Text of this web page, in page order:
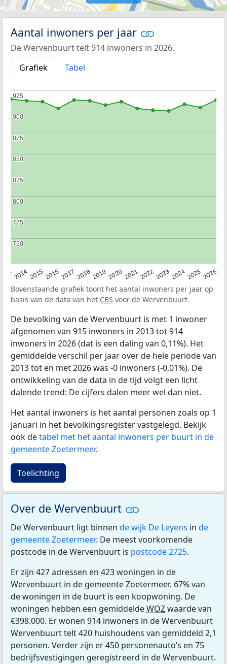
Aantal inwoners per jaar
De Wervenbuurt telt 914 inwoners in 2026.
Grafiek
Tabel
2014201520162017 20182019 2020202120222023202420252026
750
750
775
775
800
800
825
825
850
850
875
875
900
900
925
925
Bovenstaande grafiek toont het aantal inwoners per jaar op
basis van de data van het CBS voor de Wervenbuurt.
De bevolking van de Wervenbuurt is met 1 inwoner
afgenomen van 915 inwoners in 2013 tot 914
inwoners in 2026 (dat is een daling van 0,11%). Het
gemiddelde verschil per jaar over de hele periode van
2013 tot en met 2026 was -0 inwoners (-0,01%). De
ontwikkeling van de data in de tijd volgt een licht
dalende trend: De cijfers dalen meer wel dan niet.
Het aantal inwoners is het aantal personen zoals op 1
januari in het bevolkingsregister vastgelegd. Bekijk
ook detabel met het aantal inwoners per buurt in de
gemeente Zoetermeer.
Toelichting
Over de Wervenbuurt
De Wervenbuurt ligt binnen de wijk De Leyens in de
gemeente Zoetermeer. De meest voorkomende
postcode in de Wervenbuurt is postcode 2725.
Er zijn 427 adressen en 423 woningen in de
Wervenbuurt in de gemeente Zoetermeer. 67% van
de woningen in de buurt is een koopwoning. De
woningen hebben een gemiddeldeWOZwaarde van
€398.000. Er wonen 914 inwoners in de Wervenbuurt
Wervenbuurt telt 420 huishoudens van gemiddeld 2,1
personen. Verder zijn er 450 personenauto’s en 75
bedrijfsvestigingen geregistreerd in de Wervenbuurt.